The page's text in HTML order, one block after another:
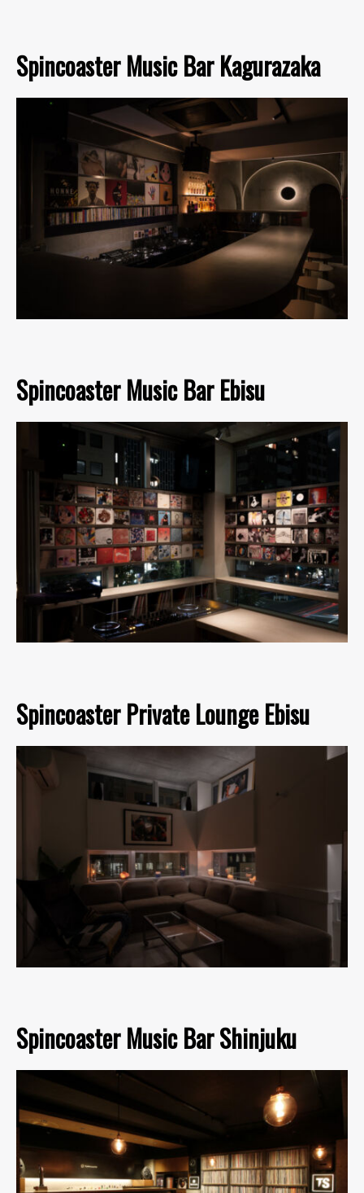
Spincoaster Music Bar Kagurazaka
Spincoaster Music Bar Ebisu
Spincoaster Private Lounge Ebisu
Spincoaster Music Bar Shinjuku